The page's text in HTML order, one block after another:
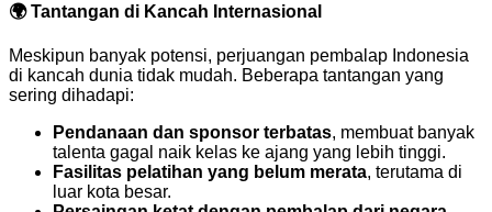
🌍 Tantangan di Kancah Internasional
Meskipun banyak potensi, perjuangan pembalap Indonesia
di kancah dunia tidak mudah. Beberapa tantangan yang
sering dihadapi:
Pendanaan dan sponsor terbatas, membuat banyak
talenta gagal naik kelas ke ajang yang lebih tinggi.
Fasilitas pelatihan yang belum merata, terutama di
luar kota besar.